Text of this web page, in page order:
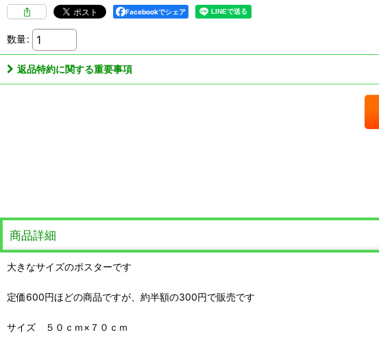
Facebookでシェア
数量:
返品特約に関する重要事項
商品詳細
大きなサイズのポスターです
定価600円ほどの商品ですが、約半額の300円で販売です
サイズ ５０ｃｍ×７０ｃｍ